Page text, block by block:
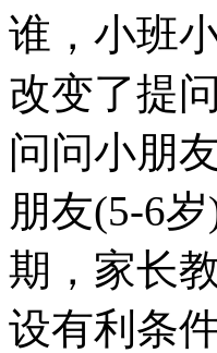
谁，小班
改变了提
问问小朋
朋友(5-6
期，家长
设有利条